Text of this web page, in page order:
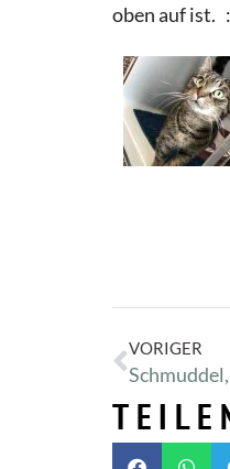
oben auf ist.
VORIGER